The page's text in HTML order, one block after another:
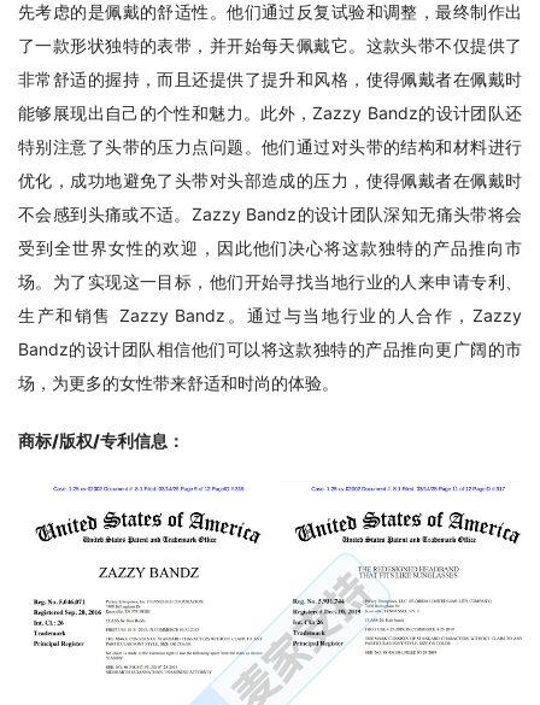
先考虑的是佩戴的舒适性。他们通过反复试验和调整，最终制作出
了一款形状独特的表带，并开始每天佩戴它。这款头带不仅提供了
非常舒适的握持，而且还提供了提升和风格，使得佩戴者在佩戴时
能够展现出自己的个性和魅力。此外，Zazzy Bandz的设计团队还
特别注意了头带的压力点问题。他们通过对头带的结构和材料进行
优化，成功地避免了头带对头部造成的压力，使得佩戴者在佩戴时
不会感到头痛或不适。Zazzy Bandz的设计团队深知无痛头带将会
受到全世界女性的欢迎，因此他们决心将这款独特的产品推向市
场。为了实现这一目标，他们开始寻找当地行业的人来申请专利、
生产和销售 Zazzy Bandz。通过与当地行业的人合作，Zazzy
Bandz的设计团队相信他们可以将这款独特的产品推向更广阔的市
场，为更多的女性带来舒适和时尚的体验。
商标/版权/专利信息 ：